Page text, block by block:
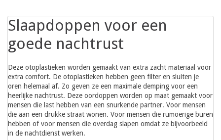
Slaapdoppen voor een
goede nachtrust
Deze otoplastieken worden gemaakt van extra zacht materiaal voor
extra comfort. De otoplastieken hebben geen filter en sluiten je
oren helemaal af. Zo geven ze een maximale demping voor een
heerlijke nachtrust. Deze oordoppen worden op maat gemaakt voor
mensen die last hebben van een snurkende partner. Voor mensen
die aan een drukke straat wonen. Voor mensen die rumoerige buren
hebben of voor mensen die overdag slapen omdat ze bijvoorbeeld
in de nachtdienst werken.